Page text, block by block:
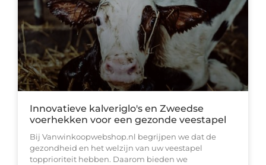
Innovatieve kalveriglo's en Zweedse
voerhekken voor een gezonde veestapel
Bij Vanwinkoopwebshop.nl begrijpen we dat de
gezondheid en het welzijn van uw veestapel
topprioriteit hebben. Daarom bieden we